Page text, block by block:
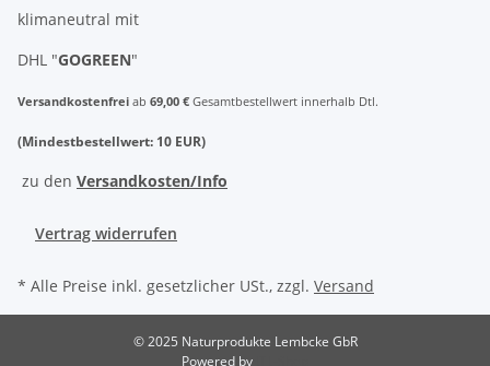
klimaneutral mit
DHL "GOGREEN"
Versandkostenfrei ab 69,00 € Gesamtbestellwert innerhalb Dtl.
(Mindestbestellwert: 10 EUR)
zu den Versandkosten/Info
Vertrag widerrufen
* Alle Preise inkl. gesetzlicher USt., zzgl. Versand
© 2025 Naturprodukte Lembcke GbR
Powered by